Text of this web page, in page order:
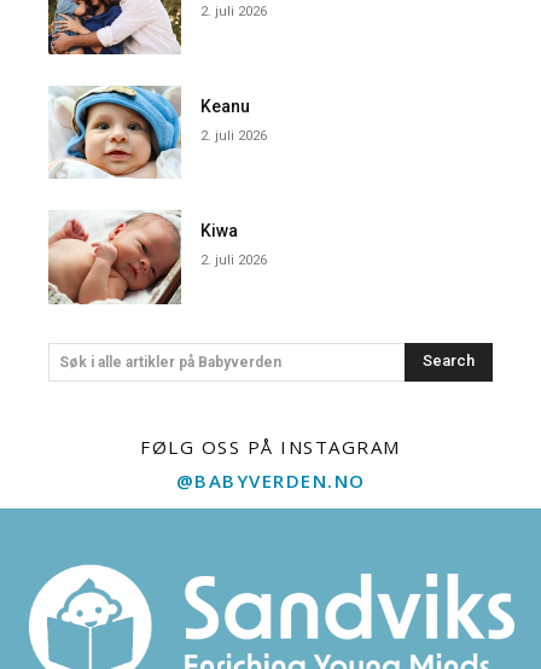
2. juli 2026
Keanu
2. juli 2026
Kiwa
2. juli 2026
Søk i alle artikler på Babyverden Search
FØLG OSS PÅ INSTAGRAM
@BABYVERDEN.NO